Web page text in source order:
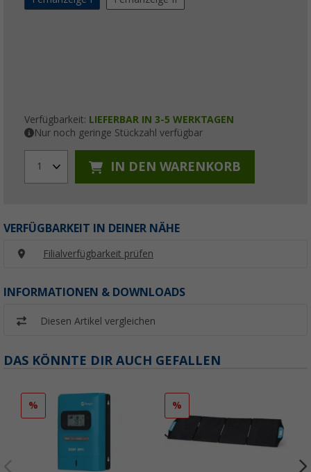
Verfügbarkeit: LIEFERBAR IN 3-5 WERKTAGEN
Nur noch geringe Stückzahl verfügbar
1 IN DEN WARENKORB
VERFÜGBARKEIT IN DEINER NÄHE
Filialverfügbarkeit prüfen
INFORMATIONEN & DOWNLOADS
Diesen Artikel vergleichen
DAS KÖNNTE DIR AUCH GEFALLEN
% %